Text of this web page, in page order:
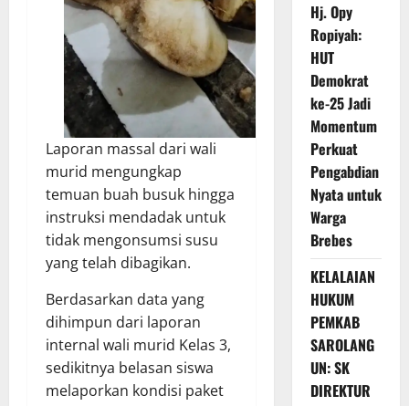
Laporan massal dari wali
murid mengungkap
temuan buah busuk hingga
instruksi mendadak untuk
tidak mengonsumsi susu
yang telah dibagikan.
Berdasarkan data yang
dihimpun dari laporan
internal wali murid Kelas 3,
sedikitnya belasan siswa
melaporkan kondisi paket
Hj. Opy
Ropiyah:
HUT
Demokrat
ke-25 Jadi
Momentum
Perkuat
Pengabdian
Nyata untuk
Warga
Brebes
KELALAIAN
HUKUM
PEMKAB
SAROLANG
UN: SK
DIREKTUR